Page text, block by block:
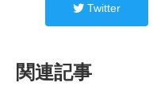
Twitter
関連記事